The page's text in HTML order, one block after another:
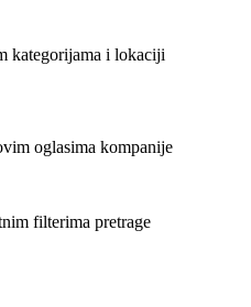
kategorijama i lokaciji
oglasima kompanije
filterima pretrage